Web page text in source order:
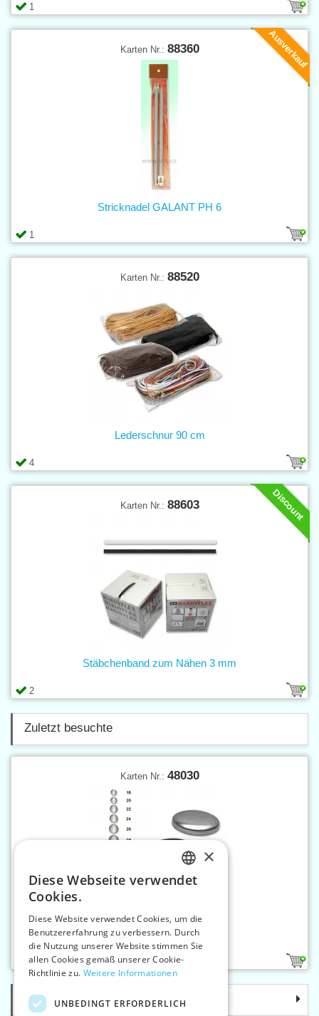
1
Ausverkauf
Karten Nr.: 88360
1
Stricknadel GALANT PH 6
Karten Nr.: 88520
4
Lederschnur 90 cm
Discount
Karten Nr.: 88603
2
Stäbchenband zum Nähen 3 mm
Zuletzt besuchte
Karten Nr.: 48030
2
Überziehbare Knöpfe Gr.30
Kategorie
CZECH
ENGLISH
×
Diese Webseite verwendet
Cookies.
Diese Website verwendet Cookies, um die
Benutzererfahrung zu verbessern. Durch
die Nutzung unserer Website stimmen Sie
allen Cookies gemäß unserer Cookie-
Richtlinie zu. Weitere Informationen
UNBEDINGT ERFORDERLICH